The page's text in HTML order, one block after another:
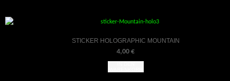
STICKER HOLOGRAPHIC MOUNTAIN
4,00 €